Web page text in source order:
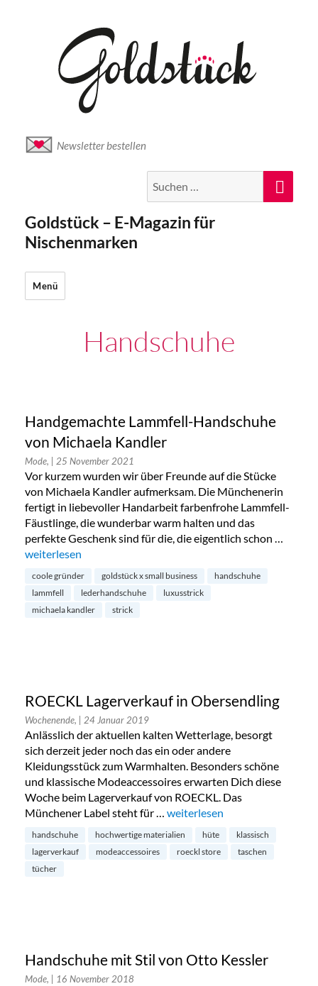
Newsletter bestellen
nach:
Goldstück – E-Magazin für
Nischenmarken
Menü
Handschuhe
Handgemachte Lammfell-Handschuhe
von Michaela Kandler
Mode, | 25 November 2021
Vor kurzem wurden wir über Freunde auf die Stücke
von Michaela Kandler aufmerksam. Die Münchenerin
fertigt in liebevoller Handarbeit farbenfrohe Lammfell-
Fäustlinge, die wunderbar warm halten und das
perfekte Geschenk sind für die, die eigentlich schon …
„Handgemachte Lammfell-Handschuhe von Michaela
weiterlesen
coole gründer goldstück x small business
handschuhe
lammfell
lederhandschuhe
luxusstrick
michaela kandler
strick
ROECKL Lagerverkauf in Obersendling
Wochenende, | 24 Januar 2019
Anlässlich der aktuellen kalten Wetterlage, besorgt
sich derzeit jeder noch das ein oder andere
Kleidungsstück zum Warmhalten. Besonders schöne
und klassische Modeaccessoires erwarten Dich diese
Woche beim Lagerverkauf von ROECKL. Das
Münchener Label steht für … „ROECKL Lagerverkauf in
weiterlesen
handschuhe hochwertige materialien hüte
klassisch
lagerverkauf
modeaccessoires roeckl store
taschen
tücher
Handschuhe mit Stil von Otto Kessler
Mode, | 16 November 2018